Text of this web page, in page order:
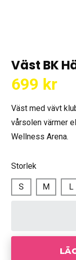
Väst BK
699 kr
Väst med vävt
vårsolen värmer
Wellness Arena.
Storlek
S M L